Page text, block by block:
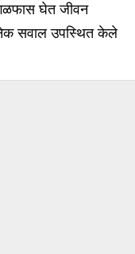
गळफास घेत जीवन
सवाल उपस्थित केले